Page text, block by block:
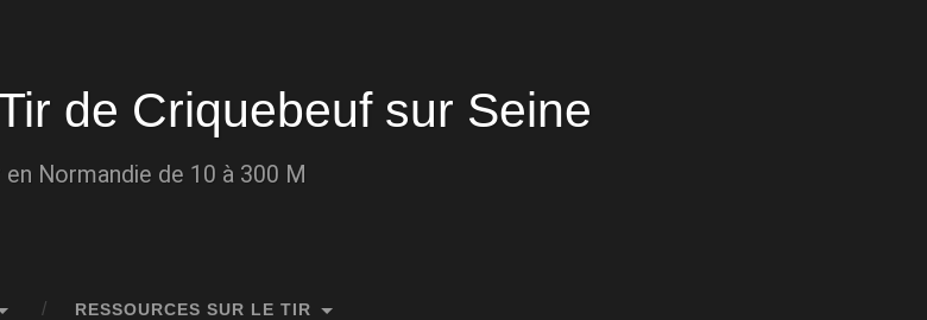
de Criquebeuf sur Seine
en Normandie de 10 à 300 M
RESSOURCES SUR LE TIR